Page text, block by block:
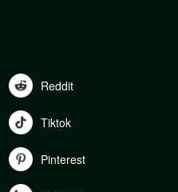
Reddit
Tiktok
Pinterest